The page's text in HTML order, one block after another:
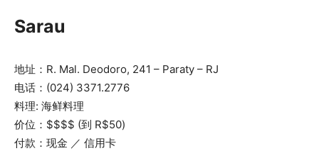
Sarau
地址：R. Mal. Deodoro, 241 – Paraty – RJ
电话：(024) 3371.2776
料理: 海鲜料理
价位：$$$$ (到 R$50)
付款：现金 ／ 信用卡